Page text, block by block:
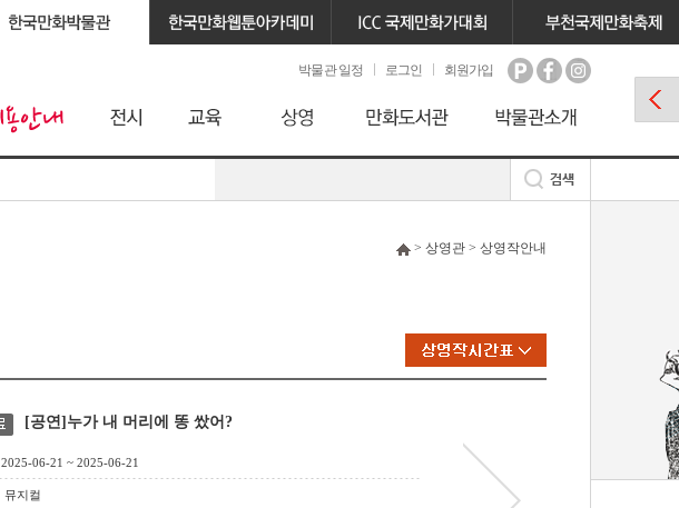
박물관 일정 로그인 회원가입
> 상영관 > 상영작안내
[공연]누가 내 머리에 똥 쌌어?
2025-06-21 ~ 2025-06-21
뮤지컬